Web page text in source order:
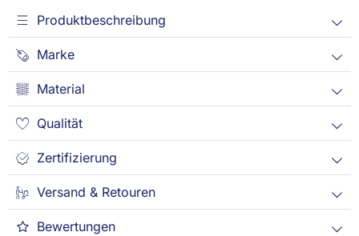
Produktbeschreibung
Marke
Material
Qualität
Zertifizierung
Versand & Retouren
Bewertungen